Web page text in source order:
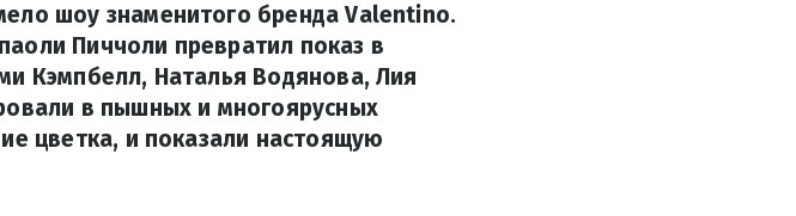
шоу знаменитого бренда Valentino.
Пиччоли превратил показ в
Кэмпбелл, Наталья Водянова, Лия
в пышных и многоярусных
цветка, и показали настоящую